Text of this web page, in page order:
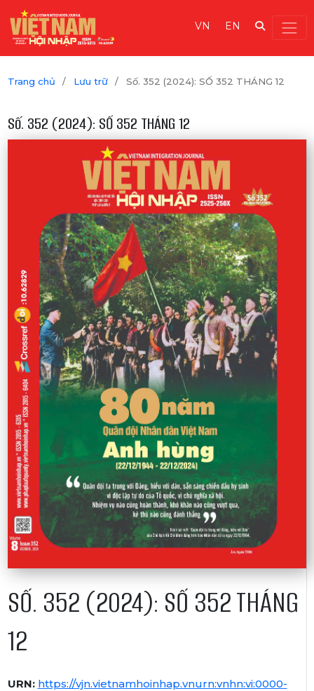
VN EN
Trang chủ / Lưu trữ / Số. 352 (2024): SỐ 352 THÁNG 12
Số. 352 (2024): SỐ 352 THÁNG 12
SỐ. 352 (2024): SỐ 352 THÁNG
12
URN: https://vjn.vietnamhoinhap.vnurn:vnhn:vi:0000-